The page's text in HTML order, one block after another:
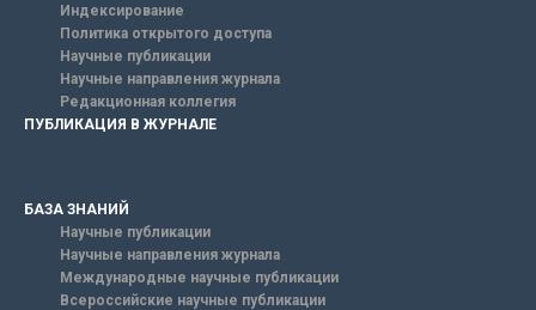
Индексирование
Политика открытого доступа
Научные публикации
Научные направления журнала
Редакционная коллегия
ПУБЛИКАЦИЯ В ЖУРНАЛЕ
БАЗА ЗНАНИЙ
Научные публикации
Научные направления журнала
Международные научные публикации
Всероссийские научные публикации